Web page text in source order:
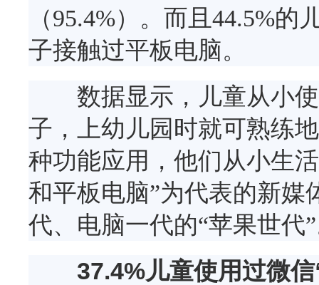
（95.4%）。而且44.5%
子接触过平板电脑。
数据显示，儿童从小使
子，上幼儿园时就可熟练
种功能应用，他们从小生
和平板电脑”为代表的新媒
代、电脑一代的“苹果世代
37.4%儿童使用过微